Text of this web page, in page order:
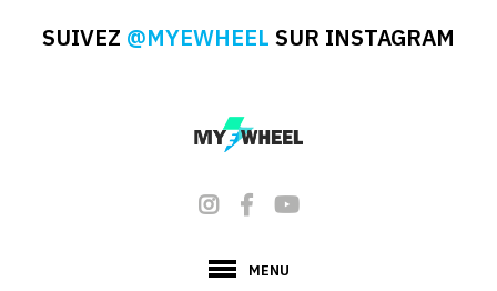
SUIVEZ @MYEWHEEL SUR INSTAGRAM
MENU